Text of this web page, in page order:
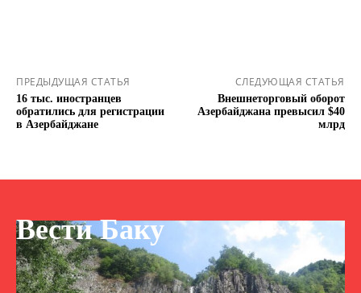
ПРЕДЫДУЩАЯ СТАТЬЯ
16 тыс. иностранцев
обратились для регистрации
в Азербайджане
СЛЕДУЮЩАЯ СТАТЬЯ
Внешнеторговый оборот
Азербайджана превысил $40
млрд
Вести Баку